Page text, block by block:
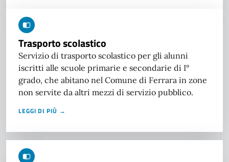
Trasporto scolastico
Servizio di trasporto scolastico per gli alunni
iscritti alle scuole primarie e secondarie di I°
grado, che abitano nel Comune di Ferrara in zone
non servite da altri mezzi di servizio pubblico.
LEGGI DI PIÙ →